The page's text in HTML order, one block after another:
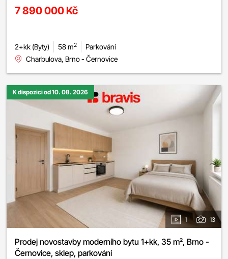
7 890 000 Kč
2+kk (Byty) 58 m2
Parkování
Charbulova, Brno - Černovice
K dispozici od 10. 08. 2026
1 13
Prodej novostavby moderního bytu 1+kk, 35 m², Brno -
Černovice, sklep, parkování